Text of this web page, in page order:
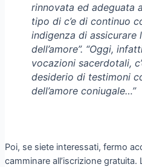
rinnovata ed adeguata
tipo di c’e di continuo
indigenza di assicurare
dell’amore”. “Oggi,
vocazioni sacerdotali,
desiderio di testimoni
dell’amore coniugale…”
Poi, se siete interessati, fermo
camminare all’iscrizione